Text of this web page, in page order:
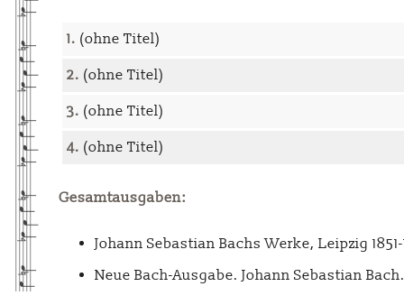
1. (ohne Titel)
2. (ohne Titel)
3. (ohne Titel)
4. (ohne Titel)
Gesamtausgaben:
Johann Sebastian Bachs Werke, Leipzig
Neue Bach-Ausgabe. Johann Sebastian